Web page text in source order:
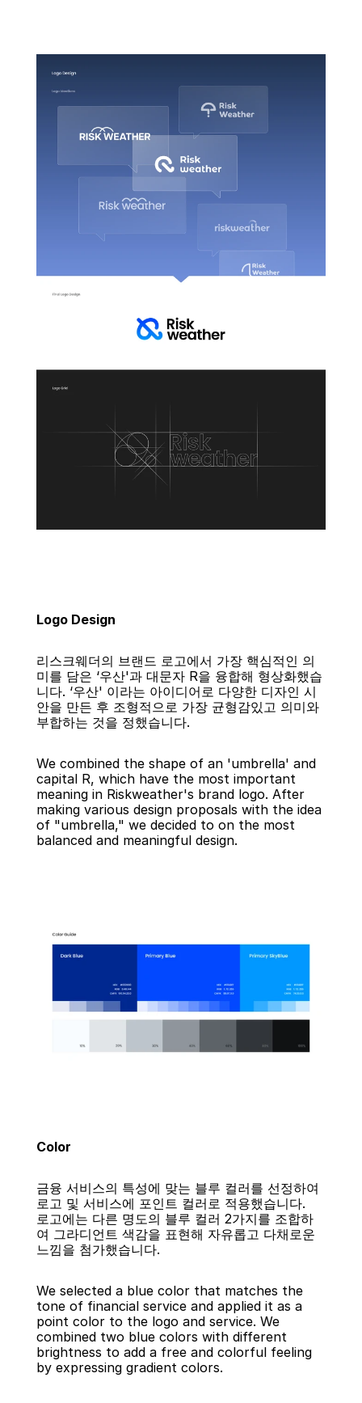
Logo Design
리스크웨더의 브랜드 로고에서 가장 핵심적인 의
미를 담은 ‘우산'과 대문자 R을 융합해 형상화했습
니다. ‘우산' 이라는 아이디어로 다양한 디자인 시
안을 만든 후 조형적으로 가장 균형감있고 의미와
부합하는 것을 정했습니다.
We combined the shape of an 'umbrella' and
capital R, which have the most important
meaning in Riskweather's brand logo. After
making various design proposals with the idea
of "umbrella," we decided to on the most
balanced and meaningful design.
Color
금융 서비스의 특성에 맞는 블루 컬러를 선정하여
로고 및 서비스에 포인트 컬러로 적용했습니다.
로고에는 다른 명도의 블루 컬러 2가지를 조합하
여 그라디언트 색감을 표현해 자유롭고 다채로운
느낌을 첨가했습니다.
We selected a blue color that matches the
tone of financial service and applied it as a
point color to the logo and service. We
combined two blue colors with different
brightness to add a free and colorful feeling
by expressing gradient colors.